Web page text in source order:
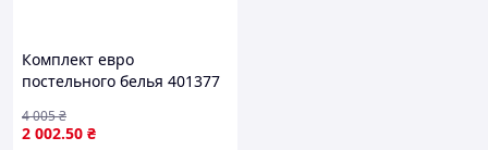
Комплект евро
постельного белья 401377
комфортного сна и отдыха
2 002.50 ₴
4 005₴